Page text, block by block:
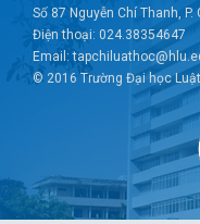
Số 87 Nguyễn Chí Thanh,
Điện thoại: 024.38354647
Email:
© 2016 Trường Đại học